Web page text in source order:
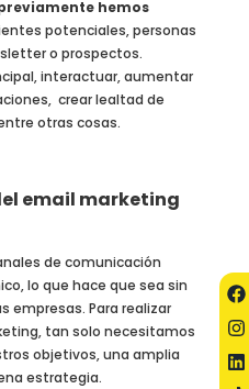
hemos
potenciales, personas
o prospectos.
interactuar, aumentar
crear lealtad de
otras cosas.
email marketing
de comunicación
lo que hace que sea sin
empresas. Para realizar
tan solo necesitamos
objetivos, una amplia
estrategia.